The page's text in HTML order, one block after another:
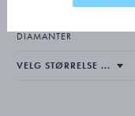
DIAMANTER